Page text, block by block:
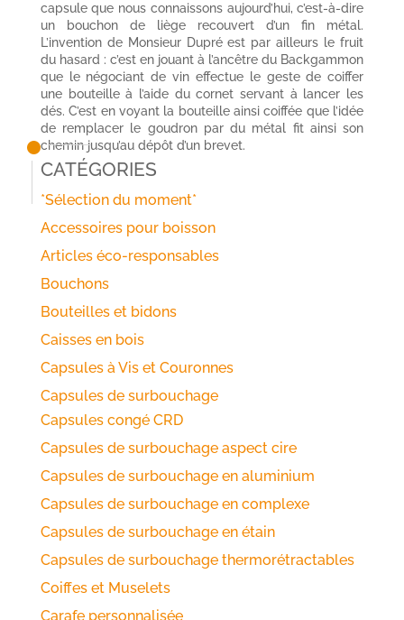
capsule que nous connaissons aujourd’hui, c’est-à-dire
un bouchon de liège recouvert d’un fin métal.
L’invention de Monsieur Dupré est par ailleurs le fruit
du hasard : c’est en jouant à l’ancêtre du Backgammon
que le négociant de vin effectue le geste de coiffer
une bouteille à l’aide du cornet servant à lancer les
dés. C’est en voyant la bouteille ainsi coiffée que l’idée
de remplacer le goudron par du métal fit ainsi son
chemin jusqu’au dépôt d’un brevet.
Catégories
*Sélection du moment*
Accessoires pour boisson
Articles éco-responsables
Bouchons
Bouteilles et bidons
Caisses en bois
Capsules à Vis et Couronnes
Capsules de surbouchage
Capsules congé CRD
Capsules de surbouchage aspect cire
Capsules de surbouchage en aluminium
Capsules de surbouchage en complexe
Capsules de surbouchage en étain
Capsules de surbouchage thermorétractables
Coiffes et Muselets
Carafe personnalisée